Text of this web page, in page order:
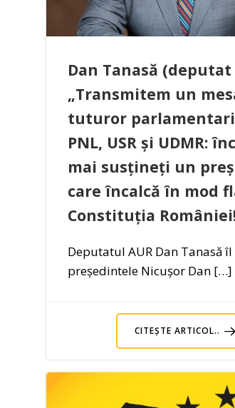
Dan Tanasă (deputat
„Transmitem un
tuturor
PNL, USR și UDMR:
mai susțineți un
care încalcă în mod
Constituția
Deputatul AUR Dan Tanasă îl
președintele Nicușor Dan […]
CITEȘTE ARTICOL..